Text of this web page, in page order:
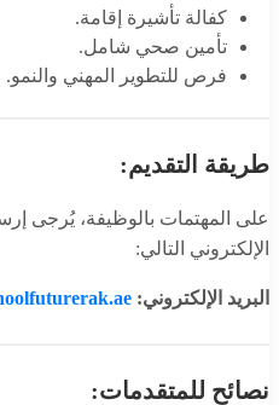
كفالة تأشيرة إقامة.
تأمين صحي شامل.
فرص للتطوير المهني والنمو.
طريقة التقديم:
على المهتمات بالوظيفة، يُرجى
الإلكتروني التالي:
البريد الإلكتروني:
نصائح للمتقدمات: